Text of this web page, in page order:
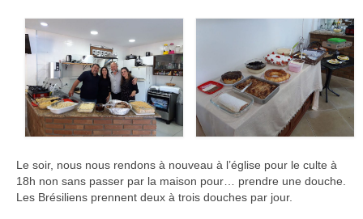
Le soir, nous nous rendons à nouveau à l’église pour le culte à
18h non sans passer par la maison pour… prendre une douche.
Les Brésiliens prennent deux à trois douches par jour.